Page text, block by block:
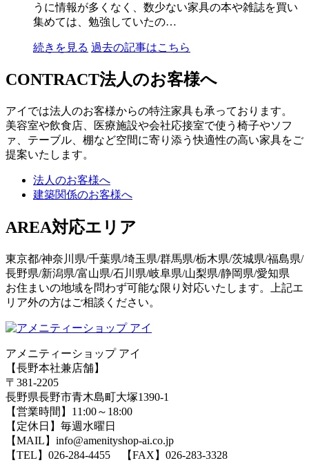
うに情報が多くなく、数少ない家具の本や雑誌を買い
集めては、勉強していたの…
続きを見る 過去の記事はこちら
CONTRACT法人のお客様へ
アイでは法人のお客様からの特注家具も承っております。
美容室や飲食店、医療施設や会社応接室で使う椅子やソフ
ァ、テーブル、棚など空間に寄り添う快適性の高い家具をご
提案いたします。
法人のお客様へ
建築関係のお客様へ
AREA対応エリア
東京都/神奈川県/千葉県/埼玉県/群馬県/栃木県/茨城県/福島県/
長野県/新潟県/富山県/石川県/岐阜県/山梨県/静岡県/愛知県
お住まいの地域を問わず可能な限り対応いたします。上記エ
リア外の方はご相談ください。
アメニティーショップ アイ
【長野本社兼店舗】
〒381-2205
長野県長野市青木島町大塚1390-1
【営業時間】11:00～18:00
【定休日】毎週水曜日
【MAIL】info@amenityshop-ai.co.jp
【TEL】 026-284-4455 【FAX】026-283-3328